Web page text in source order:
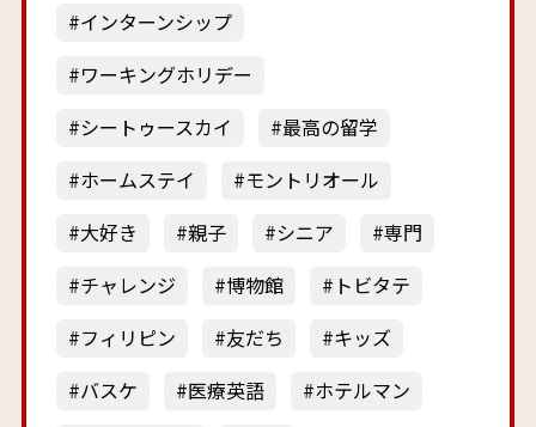
インターンシップ
ワーキングホリデー
シートゥースカイ
最高の留学
ホームステイ
モントリオール
大好き
親子 シニア
専門
チャレンジ
博物館
トビタテ
フィリピン
友だち
キッズ
バスケ
医療英語
ホテルマン